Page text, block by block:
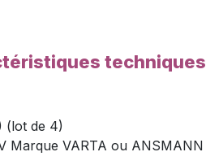
techniques
(lot de 4)
Marque VARTA ou ANSMANN